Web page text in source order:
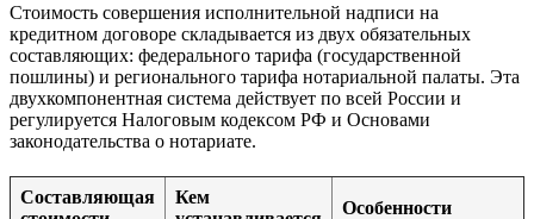
Стоимость совершения исполнительной надписи на
кредитном договоре складывается из двух обязательных
составляющих: федерального тарифа (государственной
пошлины) и регионального тарифа нотариальной палаты. Эта
двухкомпонентная система действует по всей России и
регулируется Налоговым кодексом РФ и Основами
законодательства о нотариате.
Составляющая
Кем
Особенности